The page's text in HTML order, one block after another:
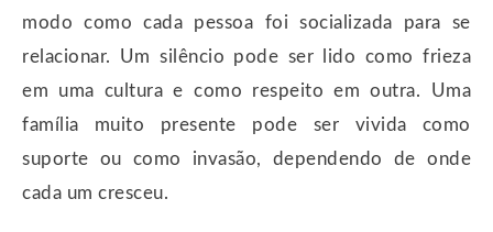
modo como cada pessoa foi socializada para se
relacionar. Um silêncio pode ser lido como frieza
em uma cultura e como respeito em outra. Uma
família muito presente pode ser vivida como
suporte ou como invasão, dependendo de onde
cada um cresceu.